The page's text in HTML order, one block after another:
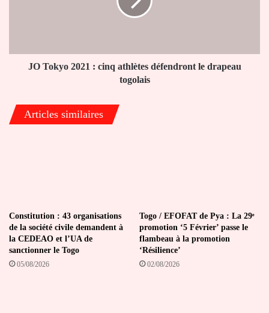
drapeau
togolaisJO Tokyo 2021 : cinq athlètes défendront le drapeau
togolais
Articles similaires
Constitution : 43 organisations
de la société civile demandent à
la CEDEAO et l’UA de
sanctionner le Togo
05/08/2026
Togo / EFOFAT de Pya : La 29ᵉ
promotion ‘5 Février’ passe le
flambeau à la promotion
‘Résilience’
02/08/2026